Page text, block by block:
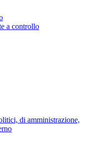
a controllo
di amministrazione,